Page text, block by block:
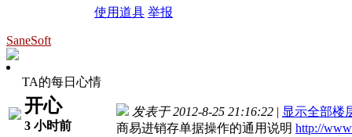
使用道具 举报
SaneSoft
TA的每日心情
开心
3 小时前
发表于 2012-8-25 21:16:22 | 显示全部楼
商易进销存单据操作的通用说明 http://